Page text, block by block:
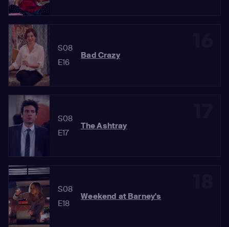
S08
E16
Bad Crazy
S08
E17
The Ashtray
S08
E18
Weekend at Barney's